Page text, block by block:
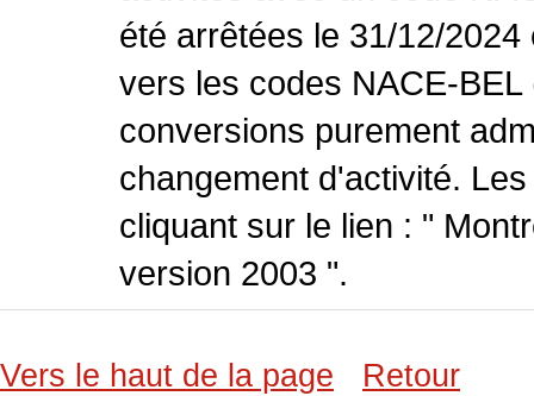
été arrêtées le 31/12/
vers les codes NACE-
conversions purement
changement d'activité.
cliquant sur le lien : "
version 2003 ".
Vers le haut de la page Retour